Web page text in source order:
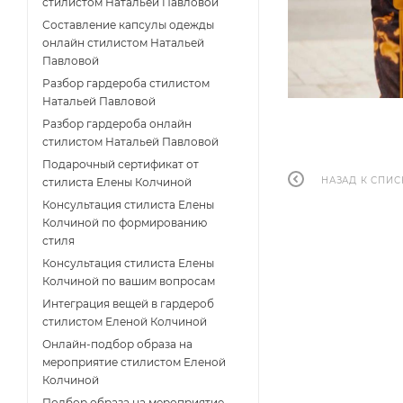
НАЗАД К
Составление капсулы одежды
онлайн стилистом Натальей
Павловой
Разбор гардероба стилистом
Натальей Павловой
Разбор гардероба онлайн
стилистом Натальей Павловой
Подарочный сертификат от
стилиста Елены Колчиной
Консультация стилиста Елены
Колчиной по формированию
стиля
Консультация стилиста Елены
Колчиной по вашим вопросам
Интеграция вещей в гардероб
стилистом Еленой Колчиной
Онлайн-подбор образа на
мероприятие стилистом Еленой
Колчиной